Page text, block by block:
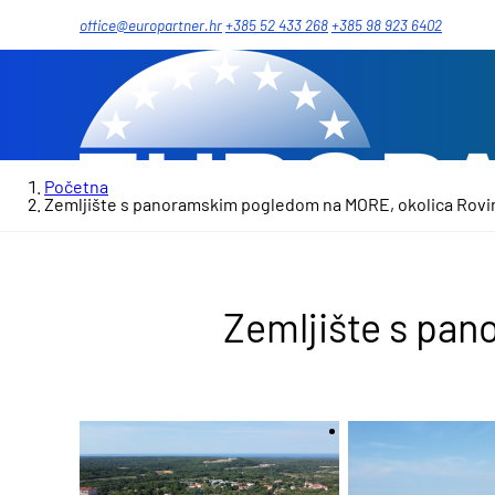
office@europartner.hr+385 52 433 268+385 98 923 6402
Početna
Zemljište s panoramskim pogledom na MORE, okolica
Zemljište s